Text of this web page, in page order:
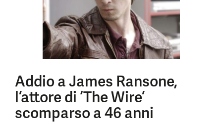
Addio a James Ransone,
l’attore di ‘The Wire’
scomparso a 46 anni